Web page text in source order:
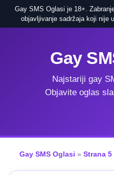
Gay SMS Oglasi je 18+.
objavljivanje sadržaja koji nije
Gay
Najstariji gay
Objavite oglas
Gay SMS Oglasi » Strana 5